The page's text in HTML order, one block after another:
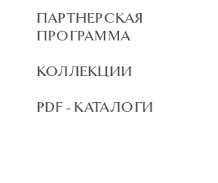
ПАРТНЕРСКАЯ
ПРОГРАММА
КОЛЛЕКЦИИ
PDF - КАТАЛОГИ